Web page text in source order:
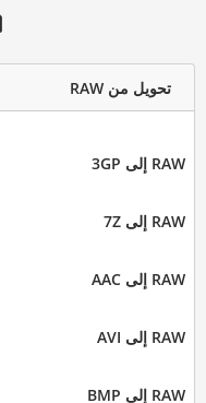
تحويل من RAW
RAW إلى 3GP
RAW إلى 7Z
RAW إلى AAC
RAW إلى AVI
RAW إلى BMP